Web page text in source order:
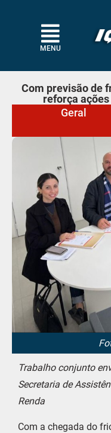
MENU
Com previsão de
reforça
Geral
Trabalho conjunto
Secretaria de
Renda
Com a chegada do